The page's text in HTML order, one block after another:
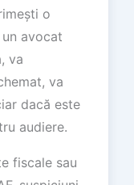
o
avocat
va
va
dacă este
audiere.
fiscale sau